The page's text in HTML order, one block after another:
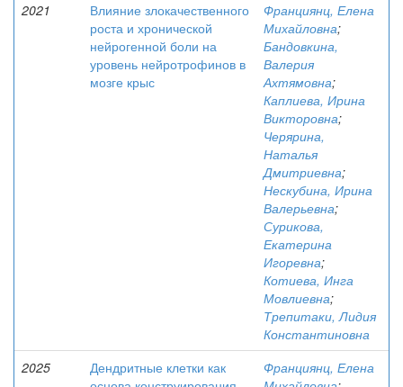
2021
Влияние злокачественного
роста и хронической
нейрогенной боли на
уровень нейротрофинов в
мозге крыс
Франциянц, Елена
Михайловна;
Бандовкина,
Валерия
Ахтямовна;
Каплиева, Ирина
Викторовна;
Черярина,
Наталья
Дмитриевна;
Нескубина, Ирина
Валерьевна;
Сурикова,
Екатерина
Игоревна;
Котиева, Инга
Мовлиевна;
Трепитаки, Лидия
Константиновна
2025
Дендритные клетки как
Франциянц, Елена